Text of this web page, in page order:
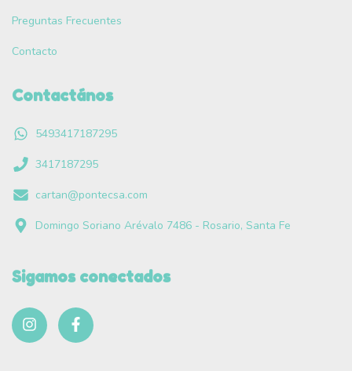
Preguntas Frecuentes
Contacto
Contactános
5493417187295
3417187295
cartan@pontecsa.com
Domingo Soriano Arévalo 7486 - Rosario, Santa Fe
Sigamos conectados